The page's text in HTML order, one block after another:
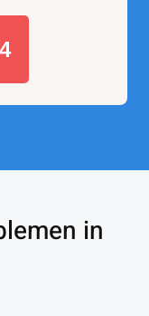
in